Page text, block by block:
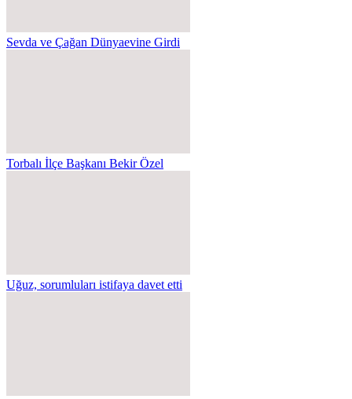
Sevda ve Çağan Dünyaevine Girdi
Torbalı İlçe Başkanı Bekir Özel
Uğuz, sorumluları istifaya davet etti